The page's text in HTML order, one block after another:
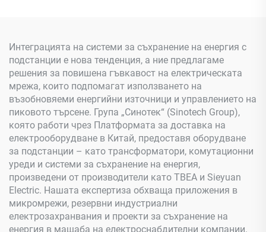
Интеграцията на системи за съхранение на енергия с
подстанции е нова тенденция, а ние предлагаме
решения за повишена гъвкавост на електрическата
мрежа, които подпомагат използването на
възобновяеми енергийни източници и управлението на
пиковото търсене. Група „Синотек“ (Sinotech Group),
която работи чрез Платформата за доставка на
електрооборудване в Китай, предоставя оборудване
за подстанции – като трансформатори, комутационни
уреди и системи за съхранение на енергия,
произведени от производители като TBEA и Sieyuan
Electric. Нашата експертиза обхваща приложения в
микромрежи, резервни индустриални
електрозахранвания и проекти за съхранение на
енергия в мащаба на електроснабдителни компании.